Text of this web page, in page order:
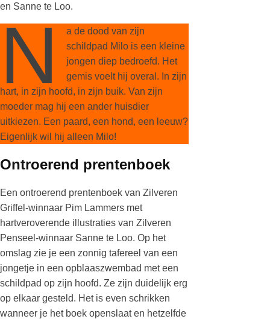
en Sanne te Loo.
N
a de dood van zijn
schildpad Milo is een kleine
jongen diep bedroefd. Het
gemis voelt hij overal. In zijn
hart, in zijn hoofd, in zijn buik. Van zijn
moeder mag hij een ander huisdier
uitkiezen. Een paard, een hond, een leeuw?
Eigenlijk wil hij alleen Milo!
Ontroerend prentenboek
Een ontroerend prentenboek van Zilveren
Griffel-winnaar Pim Lammers met
hartveroverende illustraties van Zilveren
Penseel-winnaar Sanne te Loo. Op het
omslag zie je een zonnig tafereel van een
jongetje in een opblaaszwembad met een
schildpad op zijn hoofd. Ze zijn duidelijk erg
op elkaar gesteld. Het is even schrikken
wanneer je het boek openslaat en hetzelfde